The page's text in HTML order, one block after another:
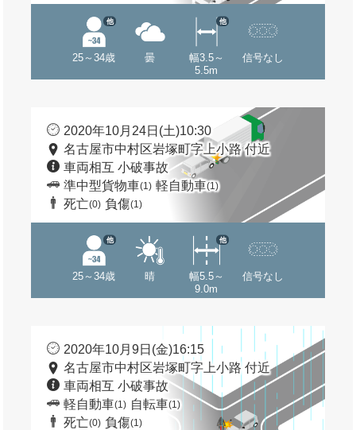
25～34歳
他
曇
幅3.5～
5.5m
他
信号なし
2020年10月24日(土)10:30
名古屋市中村区岩塚町字上小路 付近
車両相互 小破事故
準中型貨物車(1) 軽自動車(1)
死亡(0) 負傷(1)
25～34歳
他
晴
幅5.5～
9.0m
他
信号なし
2020年10月9日(金)16:15
名古屋市中村区岩塚町字上小路 付近
車両相互 小破事故
軽自動車(1) 自転車(1)
死亡(0) 負傷(1)